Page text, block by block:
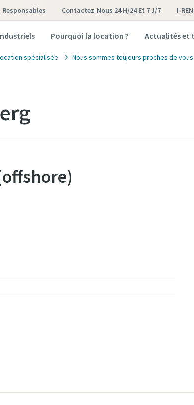
Contactez-Nous 24 H/24 Et 7 J/7 I-
Pourquoi la location ? Actualités et
spécialisée Nous sommes toujours proches de